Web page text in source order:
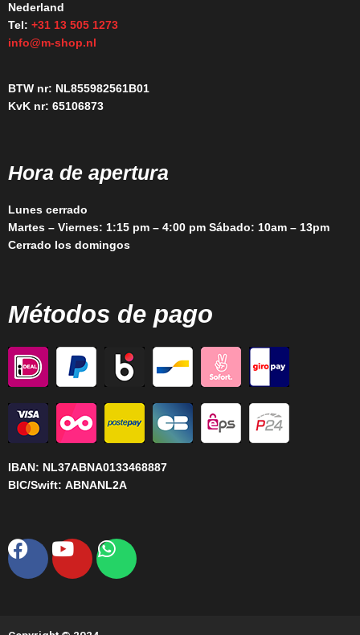
Nederland
Tel: +31 13 505 1273
info@m-shop.nl
BTW nr: NL855982561B01
KvK nr: 65106873
Hora de apertura
Lunes cerrado
Martes – Viernes: 1:15 pm – 4:00 pm Sábado: 10am – 13pm
Cerrado los domingos
Métodos de pago
IBAN: NL37ABNA0133468887
BIC/Swift: ABNANL2A
Facebook
YoutubeWhatsapp